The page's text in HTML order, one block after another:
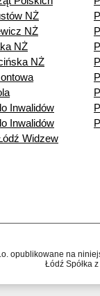
NŻ
NŻ
NŻ
NŻ
Inwalidów
Inwalidów
Widzew
opublikowane na
Łódź Spółka